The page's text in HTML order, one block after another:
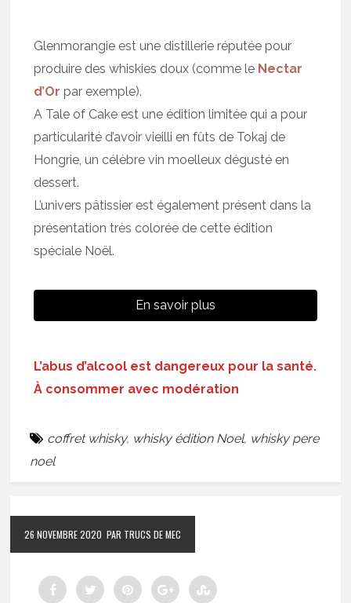
Glenmorangie est une distillerie réputée pour
produire des whiskies doux (comme le Nectar
d’Or par exemple).
A Tale of Cake est une édition limitée qui a pour
particularité d’avoir vieilli en fûts de Tokaj de
Hongrie, un célèbre vin moelleux dégusté en
dessert.
L’univers pâtissier est également présent dans la
présentation très colorée de cette édition
spéciale Noël.
En savoir plus
L’abus d’alcool est dangereux pour la santé.
À consommer avec modération
coffret whisky, whisky édition Noel, whisky pere
noel
26 NOVEMBRE 2020 PAR TRUCS DE MEC